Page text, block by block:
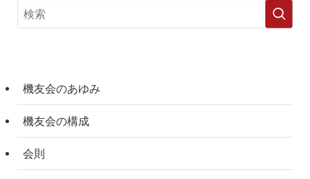
機友会のあゆみ
機友会の構成
会則